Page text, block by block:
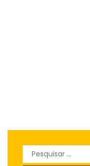
Pesquisar
por: